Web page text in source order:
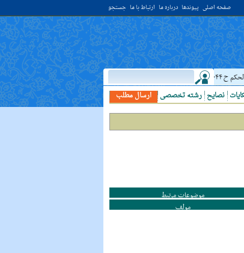
صفحه اصلی پیوندها درباره ما ارتباط با ما جستجو
)
امام علي (عليه السلام) فرمودند: النَّظرُ إلي
ارسال مطلب
رشته تخصصی نصایح
موضوعات مرتبط
مولف